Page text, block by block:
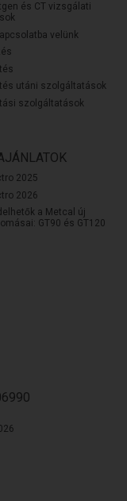
és CT vizsgálati
velünk
utáni szolgáltatások
szolgáltatások
2025
2026
a Metcal új
GT90 és GT120